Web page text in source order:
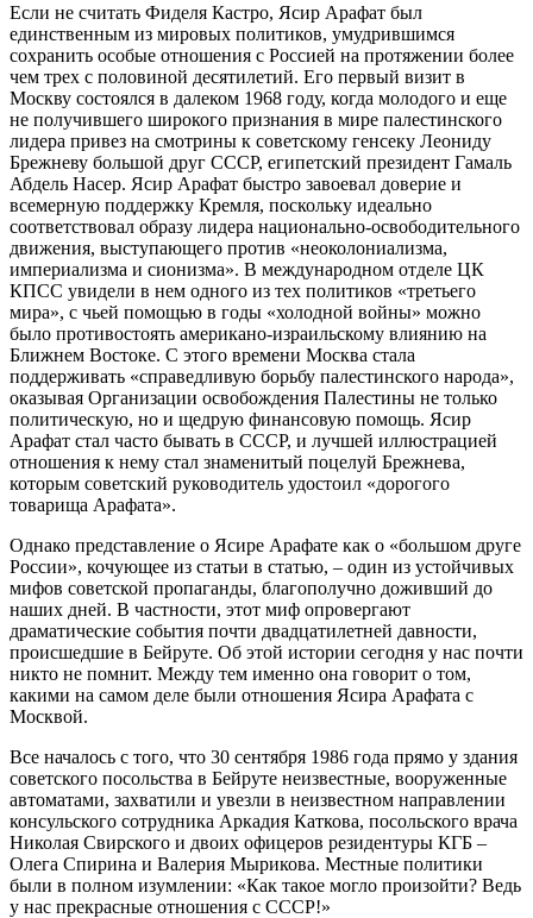
Если не считать Фиделя Кастро, Ясир Арафат был
единственным из мировых политиков, умудрившимся
сохранить особые отношения с Россией на протяжении более
чем трех с половиной десятилетий. Его первый визит в
Москву состоялся в далеком 1968 году, когда молодого и еще
не получившего широкого признания в мире палестинского
лидера привез на смотрины к советскому генсеку Леониду
Брежневу большой друг СССР, египетский президент Гамаль
Абдель Насер. Ясир Арафат быстро завоевал доверие и
всемерную поддержку Кремля, поскольку идеально
соответствовал образу лидера национально-освободительного
движения, выступающего против «неоколониализма,
империализма и сионизма». В международном отделе ЦК
КПСС увидели в нем одного из тех политиков «третьего
мира», с чьей помощью в годы «холодной войны» можно
было противостоять американо-израильскому влиянию на
Ближнем Востоке. С этого времени Москва стала
поддерживать «справедливую борьбу палестинского народа»,
оказывая Организации освобождения Палестины не только
политическую, но и щедрую финансовую помощь. Ясир
Арафат стал часто бывать в СССР, и лучшей иллюстрацией
отношения к нему стал знаменитый поцелуй Брежнева,
которым советский руководитель удостоил «дорогого
товарища Арафата».
Однако представление о Ясире Арафате как о «большом друге
России», кочующее из статьи в статью, – один из устойчивых
мифов советской пропаганды, благополучно доживший до
наших дней. В частности, этот миф опровергают
драматические события почти двадцатилетней давности,
происшедшие в Бейруте. Об этой истории сегодня у нас почти
никто не помнит. Между тем именно она говорит о том,
какими на самом деле были отношения Ясира Арафата с
Москвой.
Все началось с того, что 30 сентября 1986 года прямо у здания
советского посольства в Бейруте неизвестные, вооруженные
автоматами, захватили и увезли в неизвестном направлении
консульского сотрудника Аркадия Каткова, посольского врача
Николая Свирского и двоих офицеров резидентуры КГБ –
Олега Спирина и Валерия Мырикова. Местные политики
были в полном изумлении: «Как такое могло произойти? Ведь
у нас прекрасные отношения с СССР!»